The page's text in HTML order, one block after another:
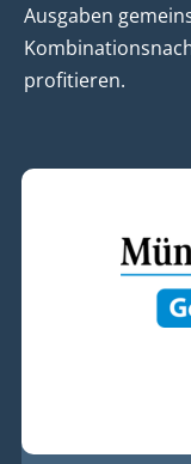
Ausgaben
profitieren.